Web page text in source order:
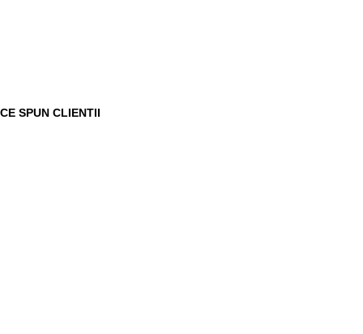
CE SPUN CLIENTII